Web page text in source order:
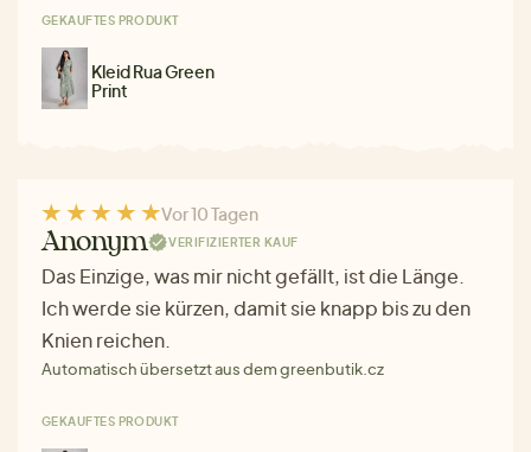
GEKAUFTES PRODUKT
Kleid Rua Green
Print
Vor 10 Tagen
Anonym VERIFIZIERTER KAUF
Das Einzige, was mir nicht gefällt, ist die Länge.
Ich werde sie kürzen, damit sie knapp bis zu den
Knien reichen.
Automatisch übersetzt aus dem greenbutik.cz
GEKAUFTES PRODUKT